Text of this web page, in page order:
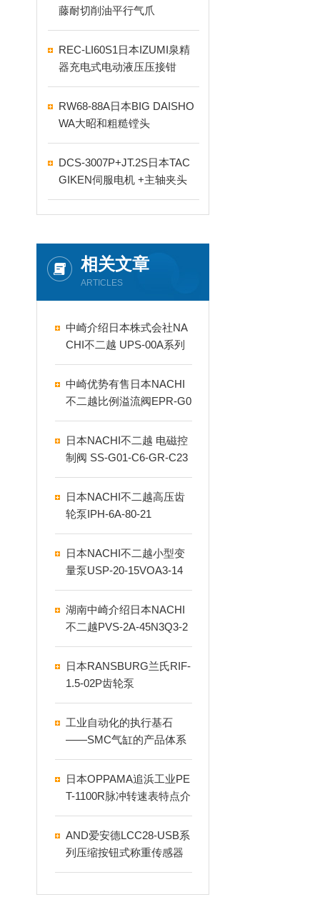
藤耐切削油平行气爪
REC-LI60S1日本IZUMI泉精
器充电式电动液压压接钳
RW68-88A日本BIG DAISHO
WA大昭和粗糙镗头
DCS-3007P+JT.2S日本TAC
GIKEN伺服电机 +主轴夹头
相关文章
ARTICLES
中崎介绍日本株式会社NA
CHI不二越 UPS-00A系列
液压泵
中崎优势有售日本NACHI
不二越比例溢流阀EPR-G0
1-3-0011-12
日本NACHI不二越 电磁控
制阀 SS-G01-C6-GR-C23
0-31
日本NACHI不二越高压齿
轮泵IPH-6A-80-21
日本NACHI不二越小型变
量泵USP-20-15VOA3-14
湖南中崎介绍日本NACHI
不二越PVS-2A-45N3Q3-2
0活塞液压泵
日本RANSBURG兰氏RIF-
1.5-02P齿轮泵
工业自动化的执行基石
——SMC气缸的产品体系
与应用解析
日本OPPAMA追浜工业PE
T-1100R脉冲转速表特点介
绍
AND爱安德LCC28-USB系
列压缩按钮式称重传感器